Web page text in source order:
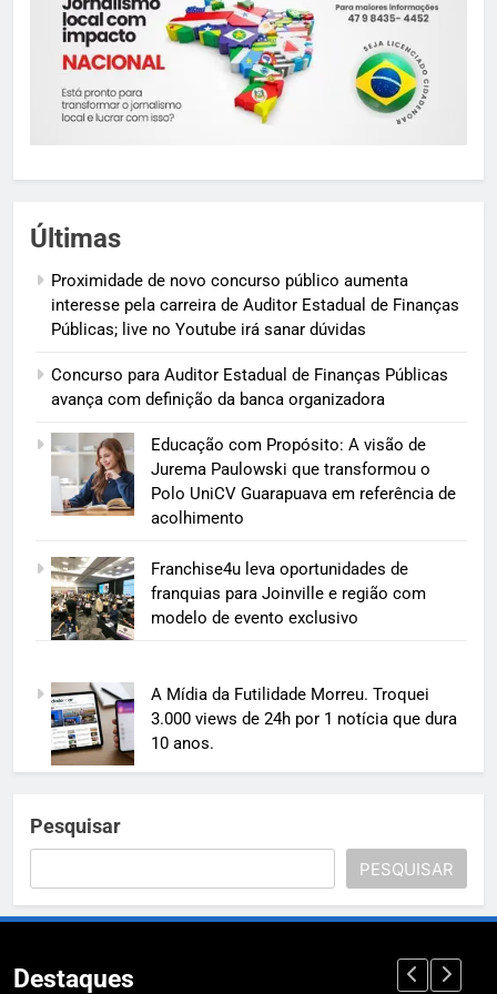
Últimas
Proximidade de novo concurso público aumenta
interesse pela carreira de Auditor Estadual de Finanças
Públicas; live no Youtube irá sanar dúvidas
Concurso para Auditor Estadual de Finanças Públicas
avança com definição da banca organizadora
Educação com Propósito: A visão de
Jurema Paulowski que transformou o
Polo UniCV Guarapuava em referência de
acolhimento
Franchise4u leva oportunidades de
franquias para Joinville e região com
modelo de evento exclusivo
A Mídia da Futilidade Morreu. Troquei
3.000 views de 24h por 1 notícia que dura
10 anos.
Pesquisar
PESQUISAR
Destaques